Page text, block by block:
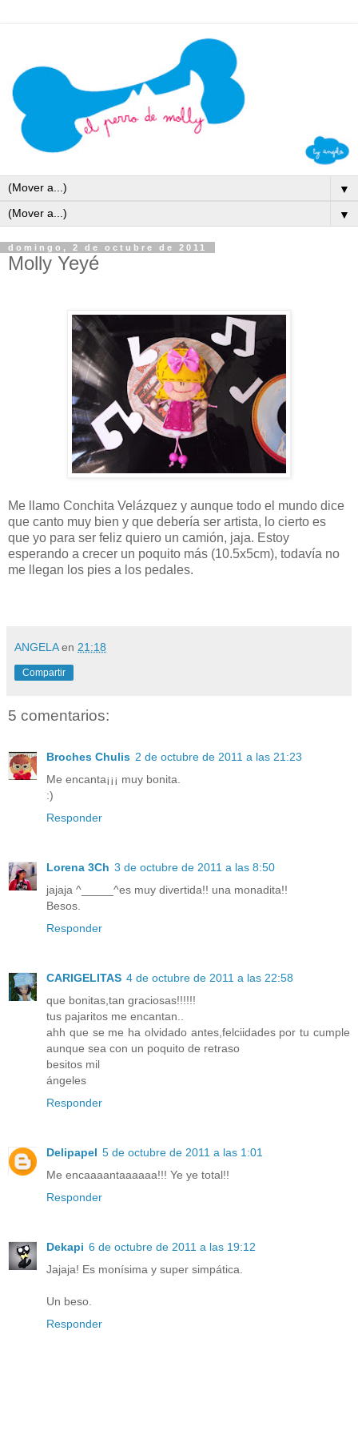
▼
▼
domingo, 2 de octubre de 2011
Molly Yeyé
Me llamo Conchita Velázquez y aunque todo el mundo dice
que canto muy bien y que debería ser artista, lo cierto es
que yo para ser feliz quiero un camión, jaja. Estoy
esperando a crecer un poquito más (10.5x5cm), todavía no
me llegan los pies a los pedales.
ANGELA en 21:18
Compartir
5 comentarios:
Broches Chulis 2 de octubre de 2011 a las 21:23
Me encanta¡¡¡ muy bonita.
:)
Responder
Lorena 3Ch 3 de octubre de 2011 a las 8:50
jajaja ^_____^es muy divertida!! una monadita!!
Besos.
Responder
CARIGELITAS 4 de octubre de 2011 a las 22:58
que bonitas,tan graciosas!!!!!!
tus pajaritos me encantan..
ahh que se me ha olvidado antes,felciidades por tu cumple
aunque sea con un poquito de retraso
besitos mil
ángeles
Responder
Delipapel 5 de octubre de 2011 a las 1:01
Me encaaaantaaaaaa!!! Ye ye total!!
Responder
Dekapi 6 de octubre de 2011 a las 19:12
Jajaja! Es monísima y super simpática.
Un beso.
Responder